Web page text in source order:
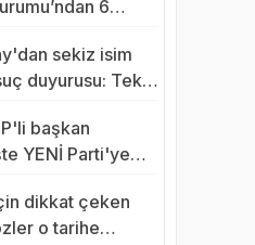
6
sekiz isim
duyurusu: Tek
başkan
YENİ Parti'ye
sayısı…
dikkat çeken
o tarihe